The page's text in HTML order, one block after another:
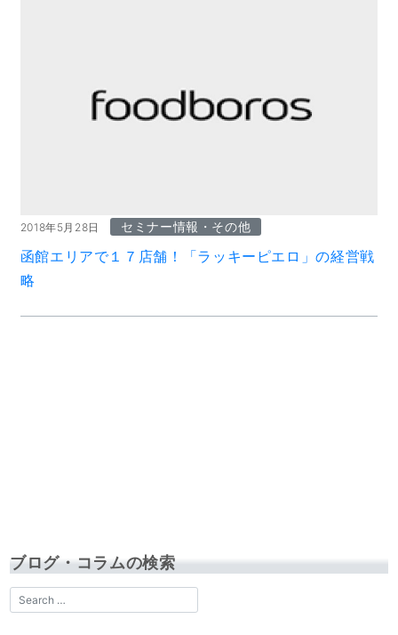
2018年5月28日 セミナー情報・その他
函館エリアで１７店舗！「ラッキーピエロ」の経営戦
略
ブログ・コラムの検索